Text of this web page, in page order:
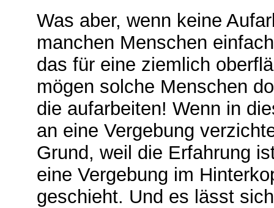
Was aber, wenn keine
manchen Menschen
das für eine ziemlich
mögen solche Menschen
die aufarbeiten! Wenn in
an eine Vergebung
Grund, weil die Erfahrung
eine Vergebung im
geschieht. Und es lässt